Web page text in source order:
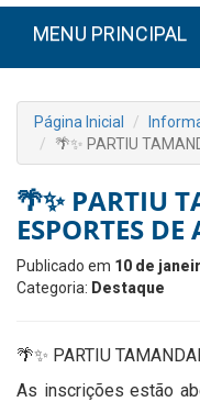
MENU PRINCIPAL
Página Inicial
🌴✨ PARTIU
🌴✨ PARTIU
ESPORTES DE
Publicado em 10 de
Categoria: Destaque
🌴✨ PARTIU
As inscrições estão